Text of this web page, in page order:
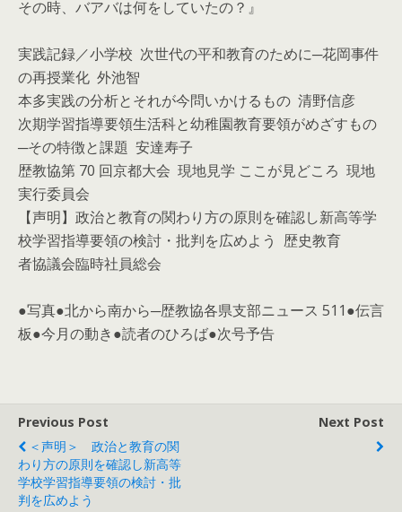
その時、バアバは何をしていたの？』
実践記録／小学校 次世代の平和教育のために─花岡事件
の再授業化 外池智
本多実践の分析とそれが今問いかけるもの 清野信彦
次期学習指導要領生活科と幼稚園教育要領がめざすもの
─その特徴と課題 安達寿子
歴教協第 70 回京都大会 現地見学 ここが見どころ 現地
実行委員会
【声明】政治と教育の関わり方の原則を確認し新高等学
校学習指導要領の検討・批判を広めよう 歴史教育
者協議会臨時社員総会
●写真●北から南から─歴教協各県支部ニュース 511●伝言
板●今月の動き●読者のひろば●次号予告
Previous Post
＜声明＞ 政治と教育の関
わり方の原則を確認し新高等
学校学習指導要領の検討・批
判を広めよう
Next Post